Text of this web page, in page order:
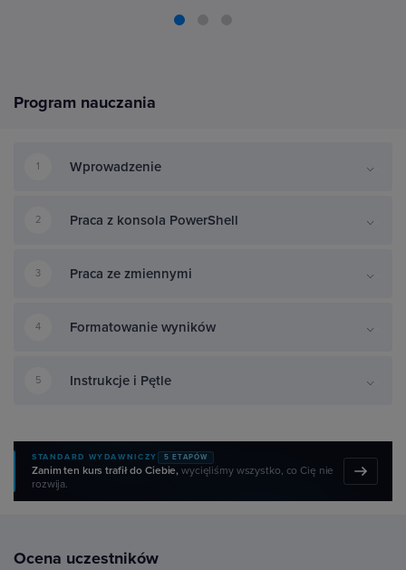
Program nauczania
1 Wprowadzenie
2 Praca z konsola PowerShell
3 Praca ze zmiennymi
4 Formatowanie wyników
5 Instrukcje i Pętle
STANDARD WYDAWNICZY 5 ETAPÓW
Zanim ten kurs trafił do Ciebie,wycięliśmy wszystko, co Cię nie
rozwija.
Ocena uczestników